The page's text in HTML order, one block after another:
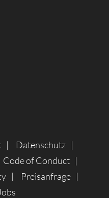
Datenschutz
Code of Conduct
Preisanfrage
Jobs